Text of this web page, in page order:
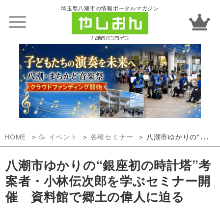
埼玉県八潮市の情報ポータルマガジン
HOME 🥳 イベント 各種セミナー 八潮市ゆかりの“銀座初の時計塔”考案者・小林伝次郎を学ぶセミナー開催 資料館で郷土の偉人に迫る
八潮市ゆかりの“銀座初の時計塔”考
案者・小林伝次郎を学ぶセミナー開
催 資料館で郷土の偉人に迫る